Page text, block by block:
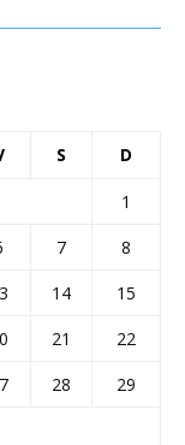
S D
1
7
8
14
15
21
22
28
29